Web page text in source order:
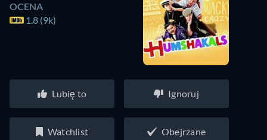
OCENA
1.8 (9k)
Lubię to Ignoruj
Watchlist Obejrzane